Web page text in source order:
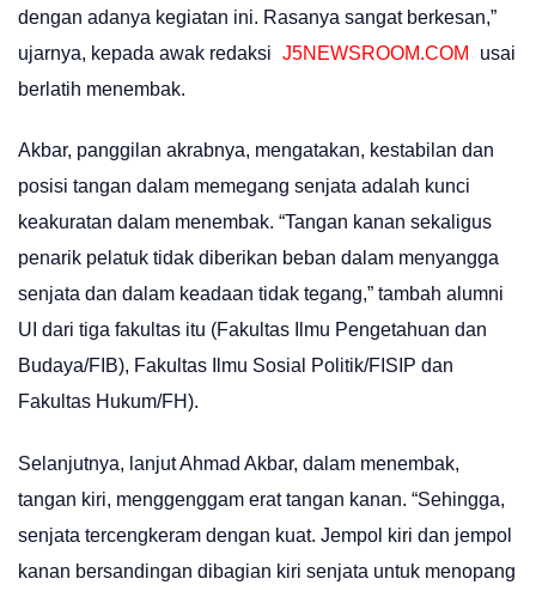
dengan adanya kegiatan ini. Rasanya sangat berkesan,”
ujarnya, kepada awak redaksi J5NEWSROOM.COM
usai
berlatih menembak.
Akbar, panggilan akrabnya, mengatakan, kestabilan dan
posisi tangan dalam memegang senjata adalah kunci
keakuratan dalam menembak. “Tangan kanan sekaligus
penarik pelatuk tidak diberikan beban dalam menyangga
senjata dan dalam keadaan tidak tegang,” tambah alumni
UI dari tiga fakultas itu (Fakultas Ilmu Pengetahuan dan
Budaya/FIB), Fakultas Ilmu Sosial Politik/FISIP dan
Fakultas Hukum/FH).
Selanjutnya, lanjut Ahmad Akbar, dalam menembak,
tangan kiri, menggenggam erat tangan kanan. “Sehingga,
senjata tercengkeram dengan kuat. Jempol kiri dan jempol
kanan bersandingan dibagian kiri senjata untuk menopang